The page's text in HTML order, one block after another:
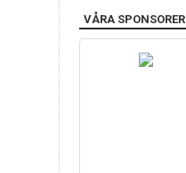
VÅRA SPONSORER